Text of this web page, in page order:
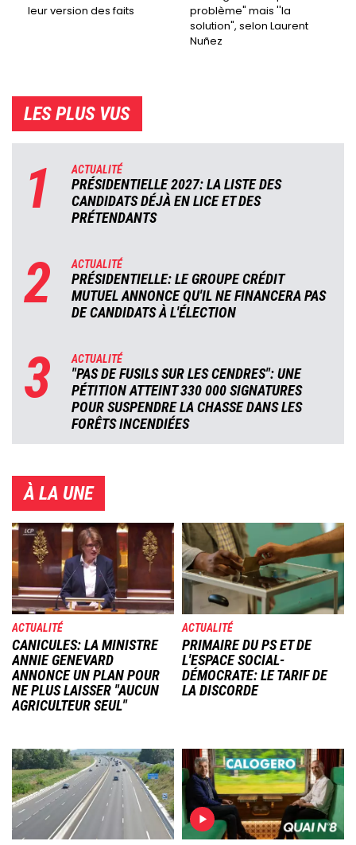
leur version des faits
problème" mais ''la
solution", selon Laurent
Nuñez
LES PLUS VUS
1 ACTUALITÉ
PRÉSIDENTIELLE 2027: LA LISTE DES
CANDIDATS DÉJÀ EN LICE ET DES
PRÉTENDANTS
2 ACTUALITÉ
PRÉSIDENTIELLE: LE GROUPE CRÉDIT
MUTUEL ANNONCE QU'IL NE FINANCERA PAS
DE CANDIDATS À L'ÉLECTION
3 ACTUALITÉ
"PAS DE FUSILS SUR LES CENDRES": UNE
PÉTITION ATTEINT 330 000 SIGNATURES
POUR SUSPENDRE LA CHASSE DANS LES
FORÊTS INCENDIÉES
À LA UNE
Image
ACTUALITÉ
CANICULES: LA MINISTRE
ANNIE GENEVARD
ANNONCE UN PLAN POUR
NE PLUS LAISSER "AUCUN
AGRICULTEUR SEUL"
Image
ACTUALITÉ
PRIMAIRE DU PS ET DE
L'ESPACE SOCIAL-
DÉMOCRATE: LE TARIF DE
LA DISCORDE
Image Image